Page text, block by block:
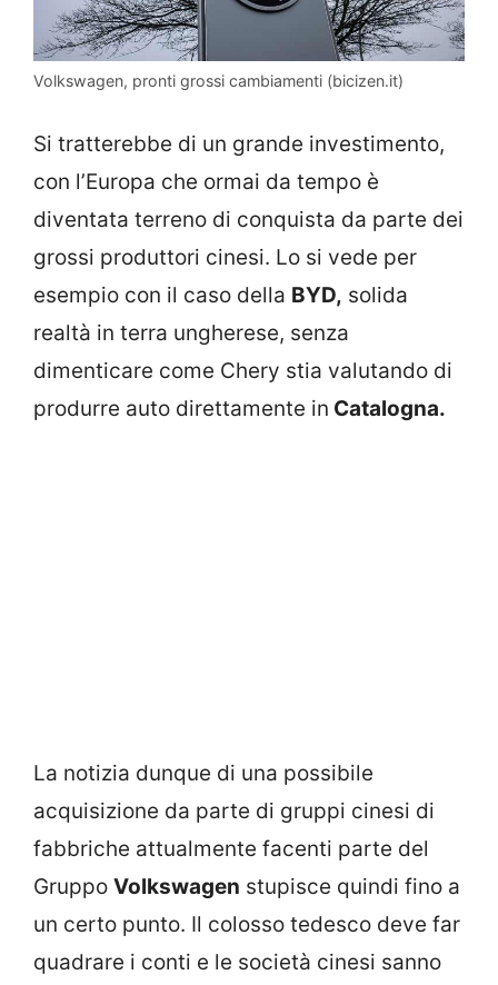
Volkswagen, pronti grossi cambiamenti (bicizen.it)
Si tratterebbe di un grande investimento,
con l’Europa che ormai da tempo è
diventata terreno di conquista da parte dei
grossi produttori cinesi. Lo si vede per
esempio con il caso della BYD, solida
realtà in terra ungherese, senza
dimenticare come Chery stia valutando di
produrre auto direttamente in Catalogna.
La notizia dunque di una possibile
acquisizione da parte di gruppi cinesi di
fabbriche attualmente facenti parte del
Gruppo Volkswagen stupisce quindi fino a
un certo punto. Il colosso tedesco deve far
quadrare i conti e le società cinesi sanno